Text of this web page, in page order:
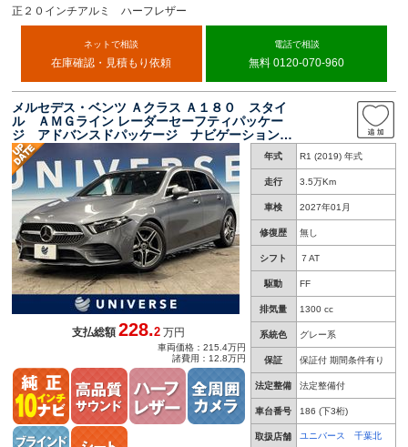
正２０インチアルミ ハーフレザー
ネットで相談
在庫確認・見積もり依頼
電話で相談
無料 0120-070-960
メルセデス・ベンツ Ａクラス Ａ１８０ スタイ
ル ＡＭＧライン レーダーセーフティパッケー
ジ アドバンスドパッケージ ナビゲーションパ
ッケージ ハーフレザーシート リアビューカメ
ラ パークトロニック マルチビームＬＥＤヘッ
ドランプ 純正１８インチＡＭＧ製アルミ
年式 R1 (2019) 年式
走行 3.5万Km
車検 2027年01月
修復歴 無し
シフト ７AT
駆動 FF
排気量 1300 cc
系統色 グレー系
保証 保証付 期間条件有り
法定整備 法定整備付
車台番号 186 (下3桁)
取扱店舗 ユニバース 千葉北
支払総額228.2 万円
車両価格：215.4万円
諸費用：12.8万円